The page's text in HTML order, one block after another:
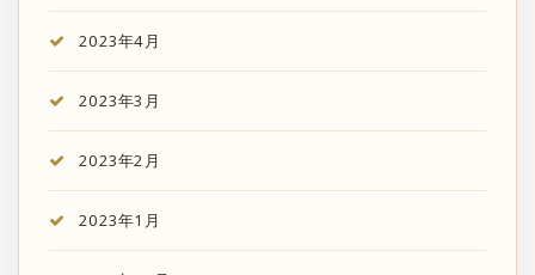
2023年4月
2023年3月
2023年2月
2023年1月